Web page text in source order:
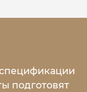
подготовят